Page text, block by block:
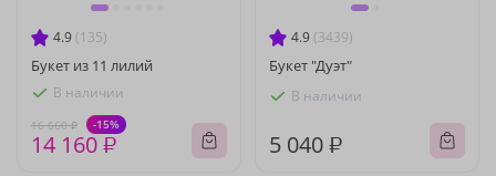
4.9 (135)
Букет из 11 лилий
В наличии
16 660 ₽ -15%
14 160 ₽
4.9 (3439)
Букет "Дуэт"
В наличии
5 040 ₽